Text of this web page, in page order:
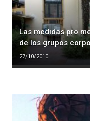
Las medidas pro
de los grupos
27/10/2010